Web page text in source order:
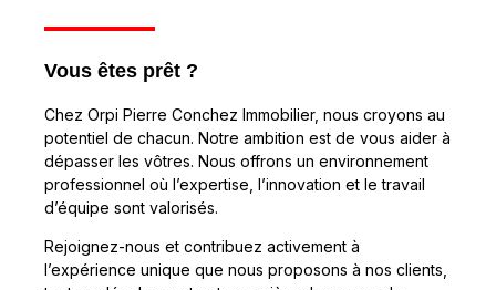
Vous êtes prêt ?
Chez Orpi Pierre Conchez Immobilier, nous croyons au
potentiel de chacun. Notre ambition est de vous aider à
dépasser les vôtres. Nous offrons un environnement
professionnel où l’expertise, l’innovation et le travail
d’équipe sont valorisés.
Rejoignez-nous et contribuez activement à
l’expérience unique que nous proposons à nos clients,